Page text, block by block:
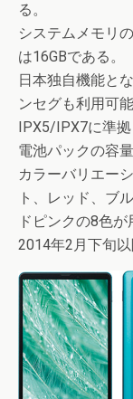
る。
システムメモリ
は16GBである。
日本独自機能と
ンセグも利用可能
IPX5/IPX7に準拠
電池パックの容
カラーバリエー
ト、レッド、ブ
ドピンクの8色が
2014年2月下旬以